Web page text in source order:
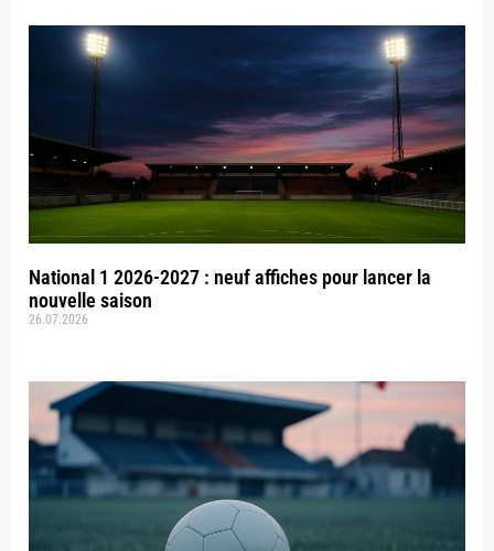
National 1 2026-2027 : neuf affiches pour lancer la
nouvelle saison
26.07.2026